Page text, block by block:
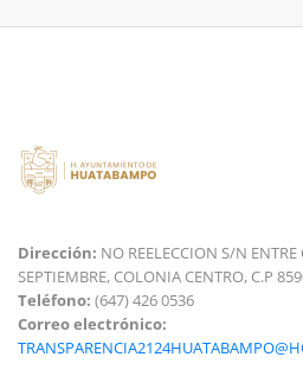
Dirección: NO REELECCION S/N
SEPTIEMBRE, COLONIA CENTRO, C.P
Teléfono: (647) 426 0536
Correo electrónico: